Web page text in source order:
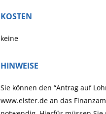
KOSTEN
keine
HINWEISE
Sie können den “Antrag auf
www.elster.de an das